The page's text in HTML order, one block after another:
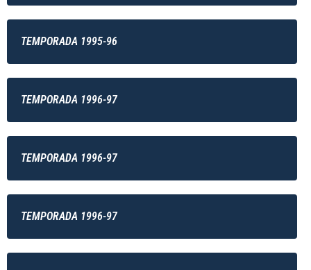
TEMPORADA 1995-96
TEMPORADA 1996-97
TEMPORADA 1996-97
TEMPORADA 1996-97